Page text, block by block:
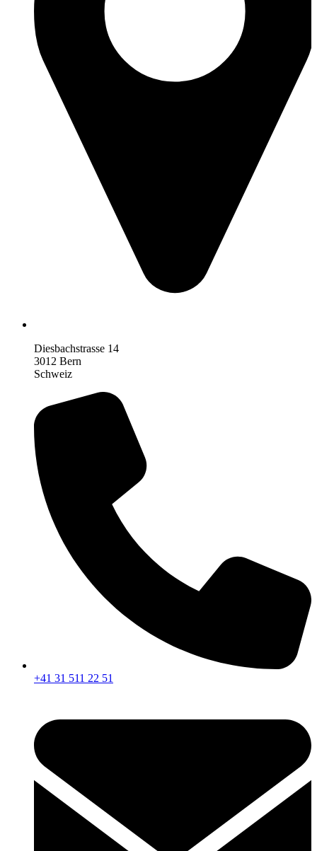
Diesbachstrasse 14
3012 Bern
Schweiz
+41 31 511 22 51